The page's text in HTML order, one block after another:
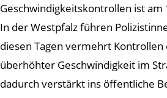
Geschwindigkeitskontrollen ist am
In der Westpfalz führen
diesen Tagen vermehrt Kontrollen
überhöhter Geschwindigkeit im
dadurch verstärkt ins öffentliche